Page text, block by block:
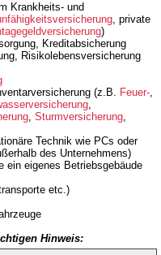
Krankheits- und
, private
)
Kreditabsicherung
Risikolebensversicherung
(z.B. Feuer-,
,
, Sturmversicherung,
Technik wie PCs oder
des Unternehmens)
ein eigenes Betriebsgebäude
etc.)
Hinweis: